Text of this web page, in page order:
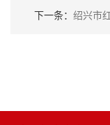
下一条： 绍兴市